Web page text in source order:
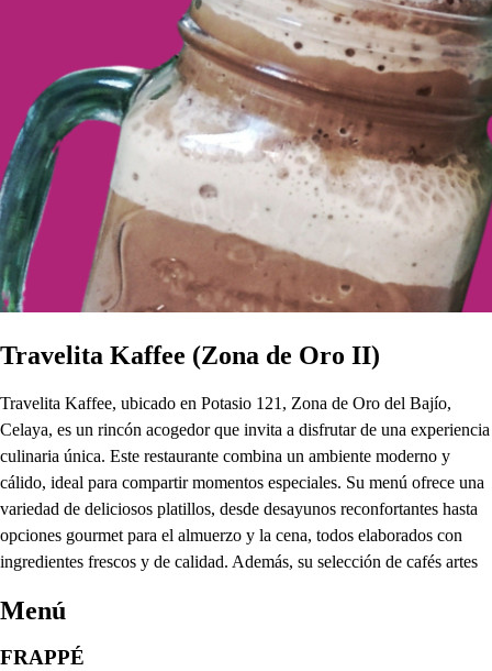
Travelita Kaffee (Zona de Oro II)
Travelita Kaffee, ubicado en Potasio 121, Zona de Oro del Bajío,
Celaya, es un rincón acogedor que invita a disfrutar de una experiencia
culinaria única. Este restaurante combina un ambiente moderno y
cálido, ideal para compartir momentos especiales. Su menú ofrece una
variedad de deliciosos platillos, desde desayunos reconfortantes hasta
opciones gourmet para el almuerzo y la cena, todos elaborados con
ingredientes frescos y de calidad. Además, su selección de cafés artes
Menú
FRAPPÉ